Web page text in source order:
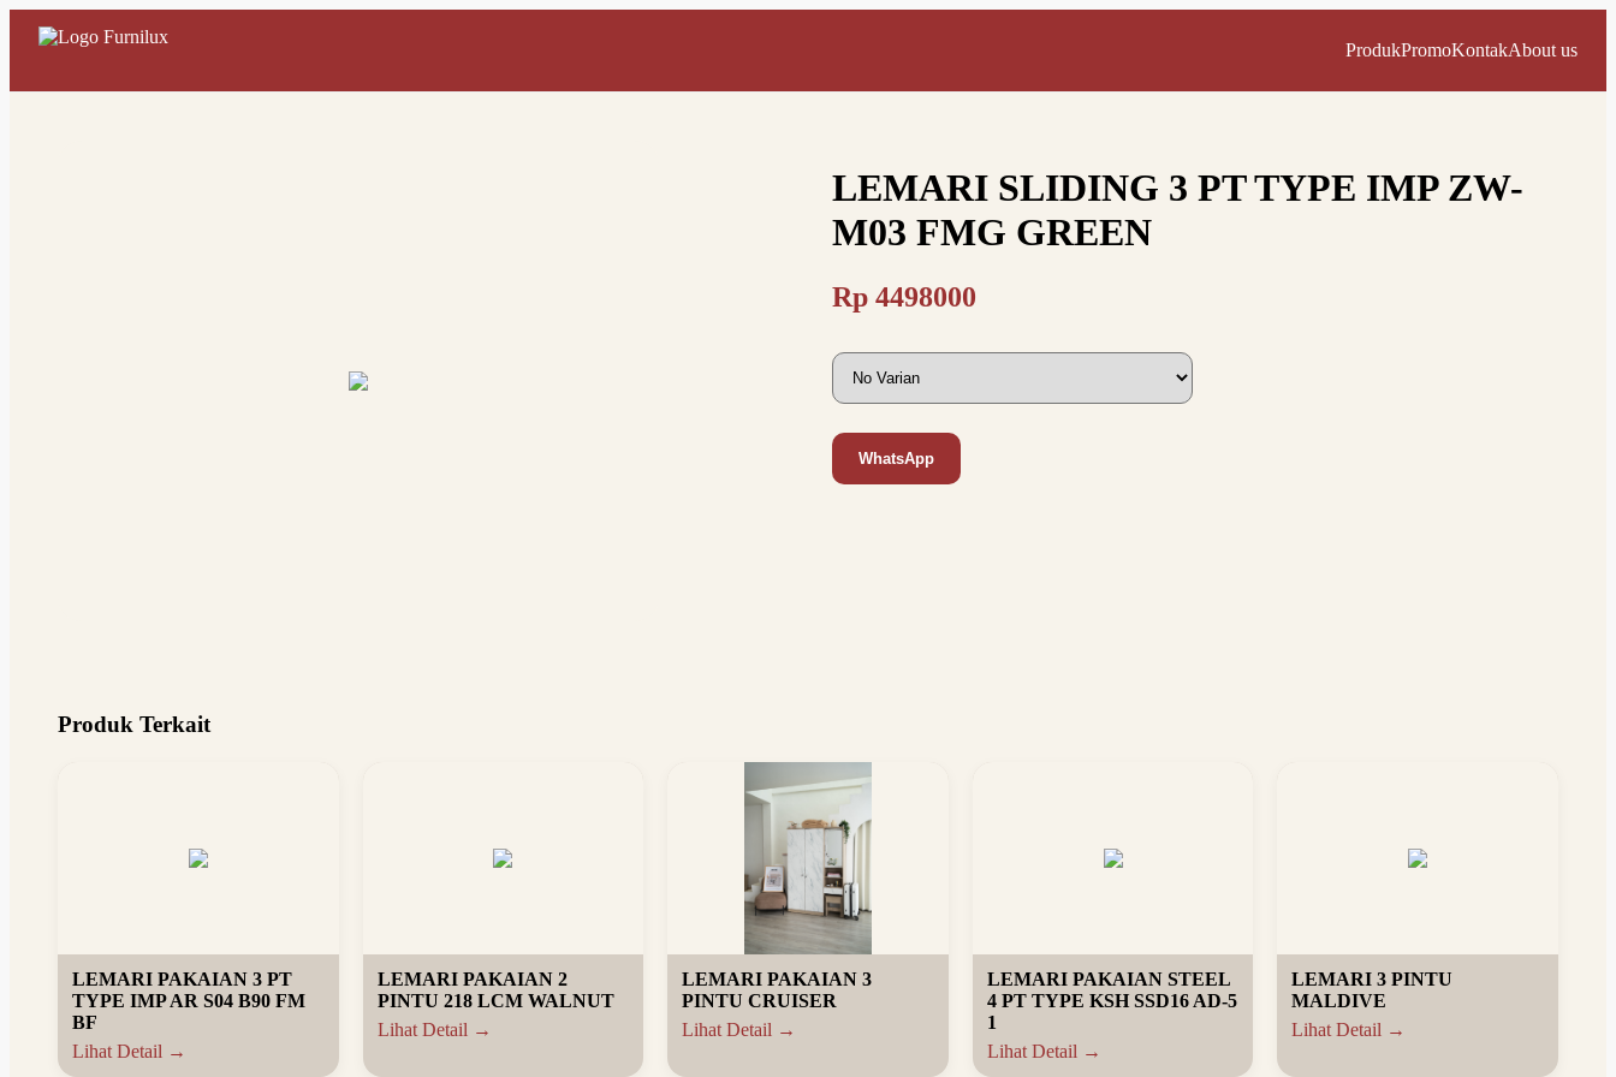
ProdukPromoKontakAbout us
LEMARI SLIDING 3 PT TYPE IMP ZW-
M03 FMG GREEN
Rp 4498000
WhatsApp
Produk Terkait
LEMARI PAKAIAN 3 PT
TYPE IMP AR S04 B90 FM
BF
Lihat Detail →
LEMARI PAKAIAN 2
PINTU 218 LCM WALNUT
Lihat Detail →
LEMARI PAKAIAN 3
PINTU CRUISER
Lihat Detail →
LEMARI PAKAIAN STEEL
4 PT TYPE KSH SSD16 AD-5
1
Lihat Detail →
LEMARI 3 PINTU
MALDIVE
Lihat Detail →